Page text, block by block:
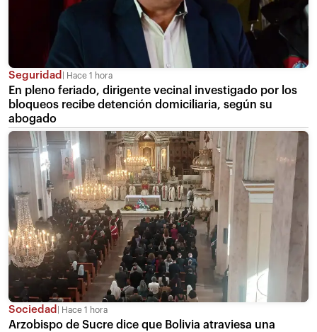
Seguridad Hace 1 hora
En pleno feriado, dirigente vecinal investigado por los
bloqueos recibe detención domiciliaria, según su
abogado
Sociedad Hace 1 hora
Arzobispo de Sucre dice que Bolivia atraviesa una